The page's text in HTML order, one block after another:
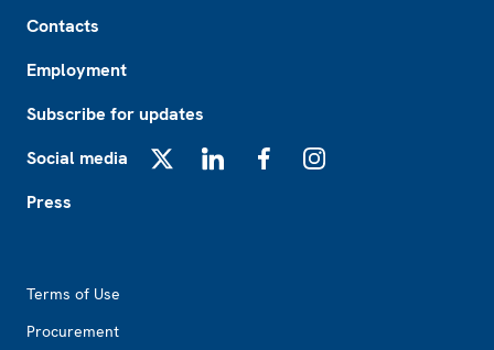
Contacts
Employment
Subscribe for updates
Social media
Press
Terms of Use
Procurement